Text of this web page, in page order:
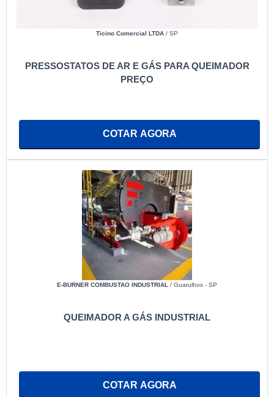
Ticino Comercial LTDA / SP
PRESSOSTATOS DE AR E GÁS PARA QUEIMADOR
PREÇO
COTAR AGORA
E-BURNER COMBUSTAO INDUSTRIAL / Guarulhos - SP
QUEIMADOR A GÁS INDUSTRIAL
COTAR AGORA